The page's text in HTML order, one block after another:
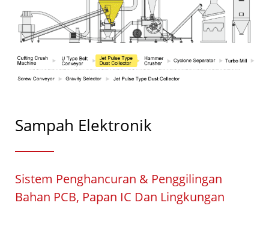
Sampah Elektronik
Sistem Penghancuran & Penggilingan
Bahan PCB, Papan IC Dan Lingkungan